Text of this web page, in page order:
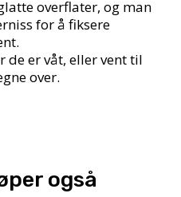
overflater, og man
for å fiksere
de er våt, eller vent til
over.
også